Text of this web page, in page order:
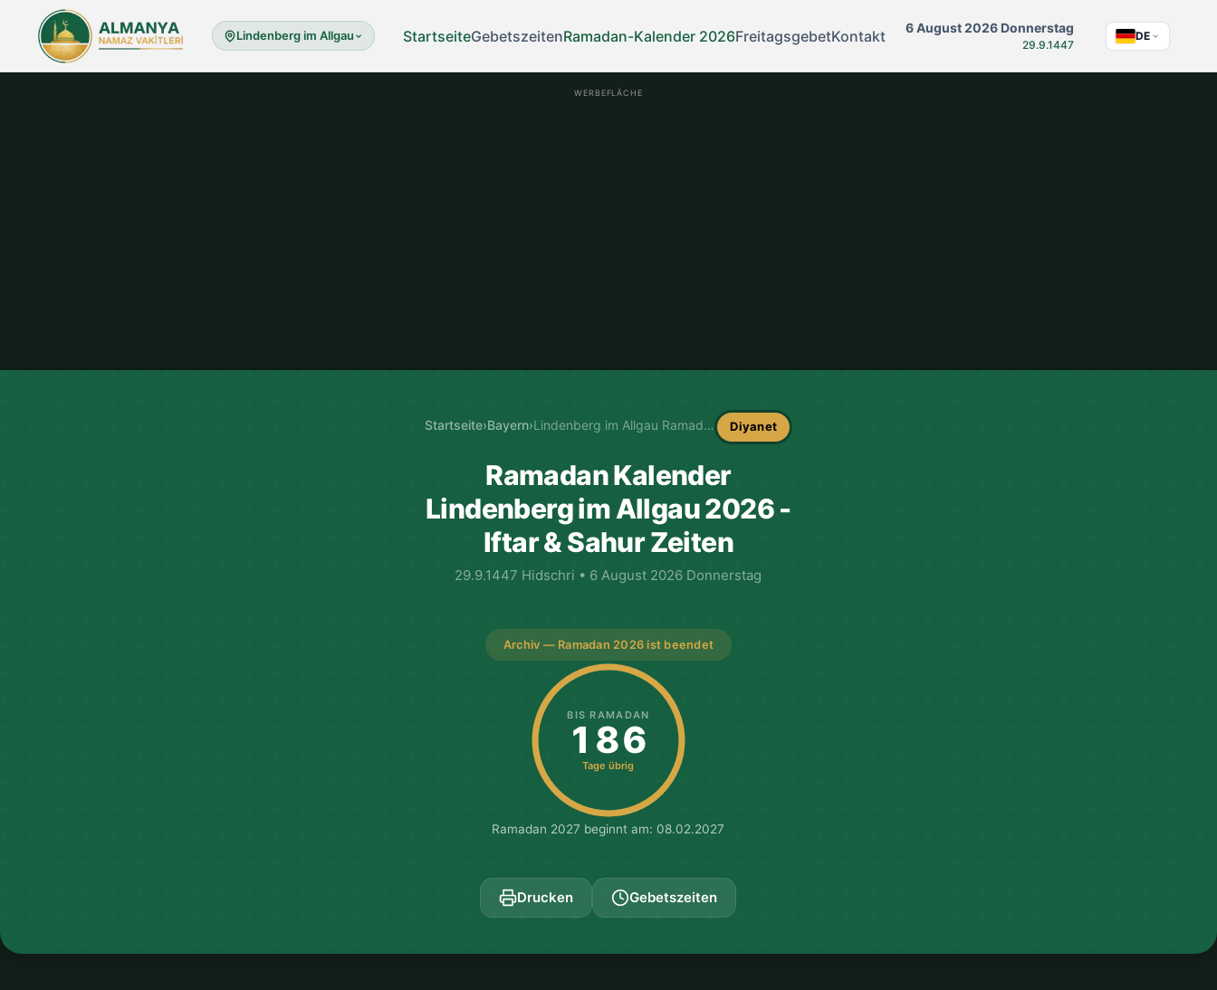
Lindenberg im Allgau StartseiteGebetszeitenRamadan-Kalender 2026FreitagsgebetKontakt 6 August 2026 Donnerstag
29.9.1447
DE
WERBEFLÄCHE
Startseite›Bayern› Lindenberg im Allgau Ramadan-Kalender Diyanet
Ramadan Kalender
Lindenberg im Allgau 2026 -
Iftar & Sahur Zeiten
29.9.1447 Hidschri • 6 August 2026 Donnerstag
Archiv — Ramadan 2026 ist beendet
BIS RAMADAN
186
Tage übrig
Ramadan 2027 beginnt am: 08.02.2027
Drucken Gebetszeiten